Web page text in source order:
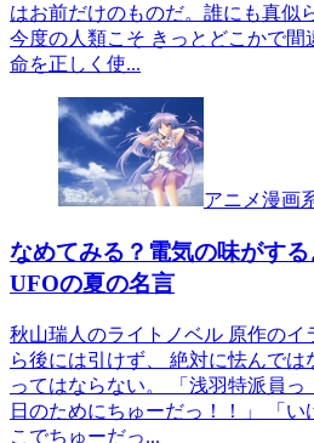
はお前だけのものだ。誰にも真似
今度の人類こそ きっとどこかで
命を正しく使...
アニメ漫画
なめてみる？電気の味がする
UFOの夏の名言
秋山瑞人のライトノベル 原作のイ
ら後には引けず、 絶対に怯んで
ってはならない。 「浅羽特派員っ
日のためにちゅーだっ！！」 「
こでちゅーだっ...